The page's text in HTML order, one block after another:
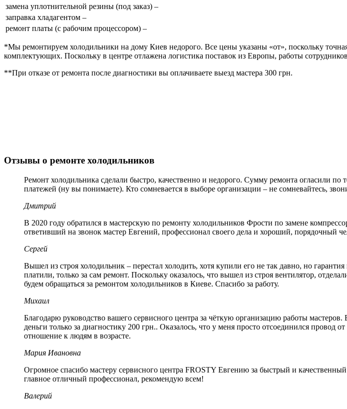
замена уплотнительной резины (под заказ) –
заправка хладагентом –
ремонт платы (с рабочим процессором) –
*Мы ремонтируем холодильники на дому Киев недорого. Все цены указаны «от», поскольку
комплектующих. Поскольку в центре отлажена логистика поставок из Европы, работы
**При отказе от ремонта после диагностики вы оплачиваете выезд мастера 300 грн.
Отзывы о ремонте холодильников
Ремонт холодильника сделали быстро, качественно и недорого. Сумму ремонта огласили
платежей (ну вы понимаете). Кто сомневается в выборе организации – не сомневайтесь,
Дмитрий
В 2020 году обратился в мастерскую по ремонту холодильников Фрости по замене
ответивший на звонок мастер Евгений, профессионал своего дела и хороший, порядочный
Сергей
Вышел из строя холодильник – перестал холодить, хотя купили его не так давно, но
платили, только за сам ремонт. Поскольку оказалось, что вышел из строя вентилятор,
будем обращаться за ремонтом холодильников в Киеве. Спасибо за работу.
Михаил
Благодарю руководство вашего сервисного центра за чёткую организацию работы
деньги только за диагностику 200 грн.. Оказалось, что у меня просто отсоединился провод
отношение к людям в возрасте.
Мария Ивановна
Огромное спасибо мастеру сервисного центра FROSTY Евгению за быстрый и
главное отличный профессионал, рекомендую всем!
Валерий